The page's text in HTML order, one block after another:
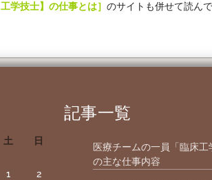
工学技士】の仕事とは］ のサイトも併せて読ん
土 日
1 2
記事一覧
医療チームの一員「臨床工
の主な仕事内容